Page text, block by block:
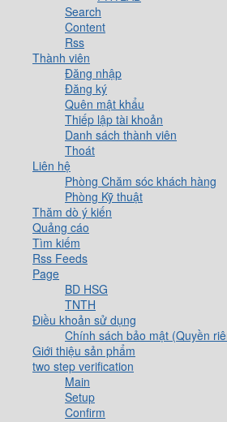
Search
Content
Rss
Thành viên
Đăng nhập
Đăng ký
Quên mật khẩu
Thiếp lập tài khoản
Danh sách thành viên
Thoát
Liên hệ
Phòng Chăm sóc khách hàng
Phòng Kỹ thuật
Thăm dò ý kiến
Quảng cáo
Tìm kiếm
Rss Feeds
Page
BD HSG
TNTH
Điều khoản sử dụng
Chính sách bảo mật (Quyền
Giới thiệu sản phẩm
two step verification
Main
Setup
Confirm